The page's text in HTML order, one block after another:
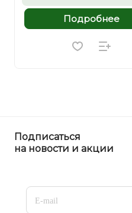
Подробнее
Подписаться
на новости и акции